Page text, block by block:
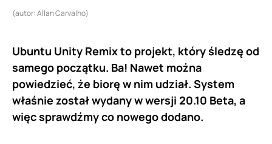
(autor: Allan Carvalho)
Ubuntu Unity Remix to projekt, który śledzę od
samego początku. Ba! Nawet można
powiedzieć, że biorę w nim udział. System
właśnie został wydany w wersji 20.10 Beta, a
więc sprawdźmy co nowego dodano.